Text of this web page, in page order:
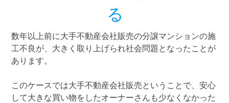
る
数年以上前に大手不動産会社販売の分譲マンションの施
工不良が、大きく取り上げられ社会問題となったことが
あります。
このケースでは大手不動産会社販売ということで、安心
して大きな買い物をしたオーナーさんも少なくなかった